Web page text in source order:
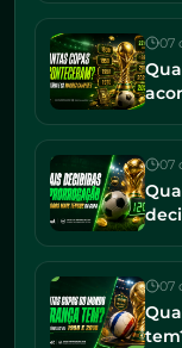
07
07
07